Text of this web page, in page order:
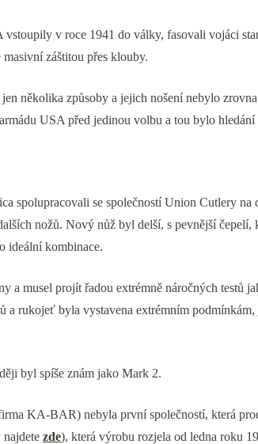
v roce 1941 do války, fasovali vojáci
záštitou přes klouby.
několika způsoby a jejich nošení nebylo
USA před jedinou volbu a tou bylo hledání
spolupracovali se společností Union Cutlery
nožů. Nový nůž byl delší, s pevnější
ideální kombinace.
a musel projít řadou extrémně náročných testů
a rukojeť byla vystavena extrémním
byl spíše znám jako Mark 2.
KA-BAR) nebyla první společností, která
zde), která výrobu rozjela od ledna roku